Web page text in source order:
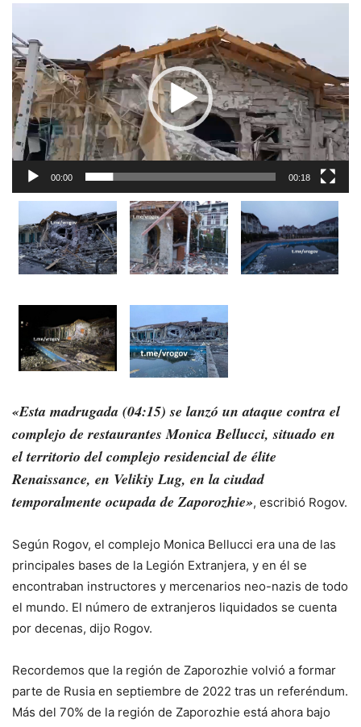
de
vídeo
00:00 00:18
«Esta madrugada (04:15) se lanzó un ataque contra el
complejo de restaurantes Monica Bellucci, situado en
el territorio del complejo residencial de élite
Renaissance, en Velikiy Lug, en la ciudad
temporalmente ocupada de Zaporozhie», escribió Rogov.
Según Rogov, el complejo Monica Bellucci era una de las
principales bases de la Legión Extranjera, y en él se
encontraban instructores y mercenarios neo-nazis de todo
el mundo. El número de extranjeros liquidados se cuenta
por decenas, dijo Rogov.
Recordemos que la región de Zaporozhie volvió a formar
parte de Rusia en septiembre de 2022 tras un referéndum.
Más del 70% de la región de Zaporozhie está ahora bajo